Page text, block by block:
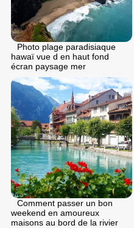
Photo plage paradisiaque
hawaï vue d en haut fond
écran paysage mer
Comment passer un bon
weekend en amoureux
maisons au bord de la rivier